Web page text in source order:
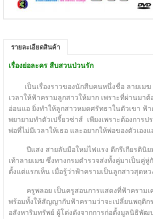
รายละเอียดสินค้า
เรื่องย่อละคร สืบสวนป่วนรัก
เป็นเรื่องราวของนักสืบคนหนึ่งชื่อ ลายเมฆ ส
เวลาให้ฟ้าครามลูกสาวให้มาก เพราะที่ผ่านมา
อ่อนแอ ยิ่งทำให้ลูกสาวหมดศรัทธาในตัวเขา ฟ้
พยายามทำตัวเปรี้ยวซ่าส์ เพียงเพราะต้องการ
พ่อที่ไม่มีเวลาให้เธอ และอยากให้พ่อของตัวเอ
ปีแสง สายลับมือใหม่ไฟแรง ดีกรีเกียรตินิยม
เท้าลายเมฆ ซึ่งทางกรมตำรวจส่งทั้งคู่มาเป็นคู่
ตั้งแต่แรกเห็น เมื่อรู้ว่าฟ้าครามเป็นลูกสาวสุดห
ครูพลอย เป็นครูสอนการแสดงที่ฟ้าครามเค
พร้อมทั้งให้สัญญากับฟ้าครามว่าจะเปลี่ยนพฤติก
อสังหาริมทรัพย์ ผู้โด่งดังจากการก่อตั้งมูลนิธิพั